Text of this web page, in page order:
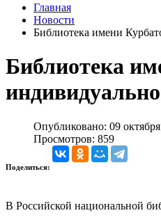
Главная
Новости
Библиотека имени
Библиотека
Опубликовано: 09
Просмотров: 859
Поделиться:
В Российской национальной